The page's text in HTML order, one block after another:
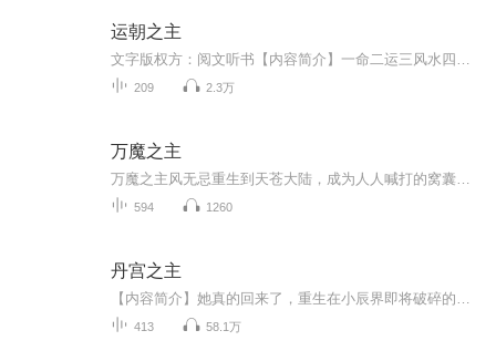
运朝之主
209 2.3万
万魔之主
594 1260
丹宫之主
413 58.1万